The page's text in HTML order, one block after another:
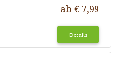
ab € 7,99
Details